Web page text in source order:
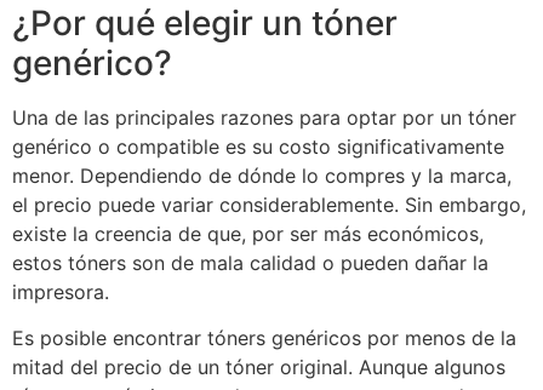
¿Por qué elegir un tóner
genérico?
Una de las principales razones para optar por un tóner
genérico o compatible es su costo significativamente
menor. Dependiendo de dónde lo compres y la marca,
el precio puede variar considerablemente. Sin embargo,
existe la creencia de que, por ser más económicos,
estos tóners son de mala calidad o pueden dañar la
impresora.
Es posible encontrar tóners genéricos por menos de la
mitad del precio de un tóner original. Aunque algunos